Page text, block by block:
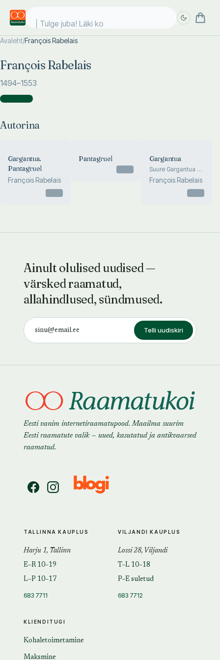
Tulge juba! Läki koo
Avaleht/François Rabelais
François Rabelais
1494–1553
Autorina )
Autorina
Gargantua.
Pantagruel
François Rabelais
Pantagruel Gargantua
Suure Gargantua –
Pantagrueli isa –
ülikohutav elulugu,
pan
François Rabelais
Ainult olulised uudised —
värsked raamatud,
allahindlused, sündmused.
Telli uudiskiri
Eesti vanim internetiraamatupood. Maailma suurim
Eesti raamatute valik — uued, kasutatud ja antikvaarsed
raamatud.
KLIENDITUGI
Kohaletoimetamine
Maksmine
TALLINNA KAUPLUS
Harju 1, Tallinn
E–R 10–19
L–P 10–17
683 7711
VILJANDI KAUPLUS
Lossi 28, Viljandi
T–L 10–18
P–E suletud
683 7712